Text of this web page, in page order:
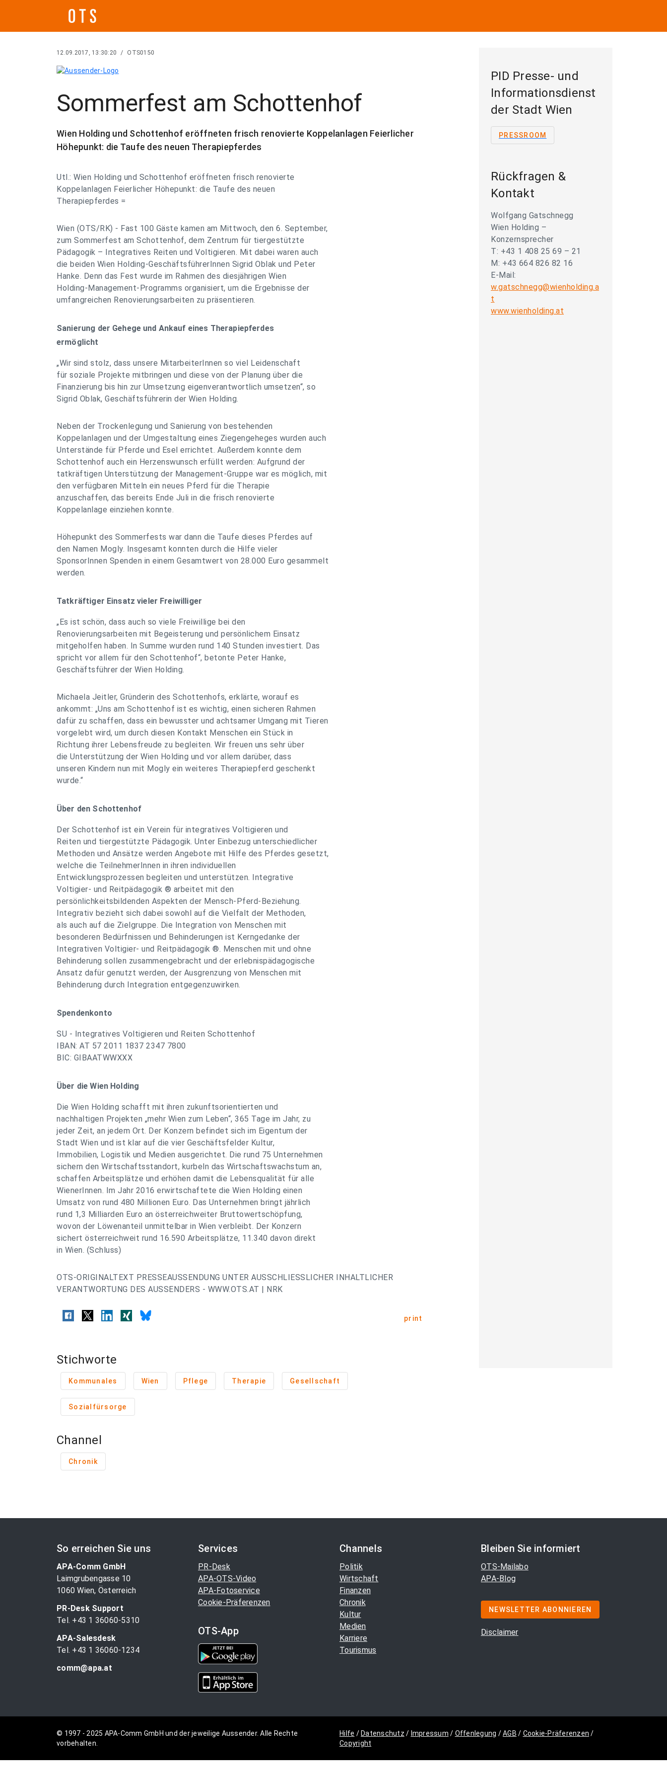
12.09.2017, 13:30:20 / OTS0150
Sommerfest am Schottenhof
Wien Holding und Schottenhof eröffneten frisch renovierte Koppelanlagen Feierlicher
Höhepunkt: die Taufe des neuen Therapiepferdes
Utl.: Wien Holding und Schottenhof eröffneten frisch renovierte
Koppelanlagen Feierlicher Höhepunkt: die Taufe des neuen
Therapiepferdes =
Wien (OTS/RK) - Fast 100 Gäste kamen am Mittwoch, den 6. September,
zum Sommerfest am Schottenhof, dem Zentrum für tiergestützte
Pädagogik – Integratives Reiten und Voltigieren. Mit dabei waren auch
die beiden Wien Holding-GeschäftsführerInnen Sigrid Oblak und Peter
Hanke. Denn das Fest wurde im Rahmen des diesjährigen Wien
Holding-Management-Programms organisiert, um die Ergebnisse der
umfangreichen Renovierungsarbeiten zu präsentieren.
Sanierung der Gehege und Ankauf eines Therapiepferdes
ermöglicht
„Wir sind stolz, dass unsere MitarbeiterInnen so viel Leidenschaft
für soziale Projekte mitbringen und diese von der Planung über die
Finanzierung bis hin zur Umsetzung eigenverantwortlich umsetzen“, so
Sigrid Oblak, Geschäftsführerin der Wien Holding.
Neben der Trockenlegung und Sanierung von bestehenden
Koppelanlagen und der Umgestaltung eines Ziegengeheges wurden auch
Unterstände für Pferde und Esel errichtet. Außerdem konnte dem
Schottenhof auch ein Herzenswunsch erfüllt werden: Aufgrund der
tatkräftigen Unterstützung der Management-Gruppe war es möglich, mit
den verfügbaren Mitteln ein neues Pferd für die Therapie
anzuschaffen, das bereits Ende Juli in die frisch renovierte
Koppelanlage einziehen konnte.
Höhepunkt des Sommerfests war dann die Taufe dieses Pferdes auf
den Namen Mogly. Insgesamt konnten durch die Hilfe vieler
SponsorInnen Spenden in einem Gesamtwert von 28.000 Euro gesammelt
werden.
Tatkräftiger Einsatz vieler Freiwilliger
„Es ist schön, dass auch so viele Freiwillige bei den
Renovierungsarbeiten mit Begeisterung und persönlichem Einsatz
mitgeholfen haben. In Summe wurden rund 140 Stunden investiert. Das
spricht vor allem für den Schottenhof“, betonte Peter Hanke,
Geschäftsführer der Wien Holding.
Michaela Jeitler, Gründerin des Schottenhofs, erklärte, worauf es
ankommt: „Uns am Schottenhof ist es wichtig, einen sicheren Rahmen
dafür zu schaffen, dass ein bewusster und achtsamer Umgang mit Tieren
vorgelebt wird, um durch diesen Kontakt Menschen ein Stück in
Richtung ihrer Lebensfreude zu begleiten. Wir freuen uns sehr über
die Unterstützung der Wien Holding und vor allem darüber, dass
unseren Kindern nun mit Mogly ein weiteres Therapiepferd geschenkt
wurde.“
Über den Schottenhof
Der Schottenhof ist ein Verein für integratives Voltigieren und
Reiten und tiergestützte Pädagogik. Unter Einbezug unterschiedlicher
Methoden und Ansätze werden Angebote mit Hilfe des Pferdes gesetzt,
welche die TeilnehmerInnen in ihren individuellen
Entwicklungsprozessen begleiten und unterstützen. Integrative
Voltigier- und Reitpädagogik ® arbeitet mit den
persönlichkeitsbildenden Aspekten der Mensch-Pferd-Beziehung.
Integrativ bezieht sich dabei sowohl auf die Vielfalt der Methoden,
als auch auf die Zielgruppe. Die Integration von Menschen mit
besonderen Bedürfnissen und Behinderungen ist Kerngedanke der
Integrativen Voltigier- und Reitpädagogik ®. Menschen mit und ohne
Behinderung sollen zusammengebracht und der erlebnispädagogische
Ansatz dafür genutzt werden, der Ausgrenzung von Menschen mit
Behinderung durch Integration entgegenzuwirken.
Spendenkonto
SU - Integratives Voltigieren und Reiten Schottenhof
IBAN: AT 57 2011 1837 2347 7800
BIC: GIBAATWWXXX
Über die Wien Holding
Die Wien Holding schafft mit ihren zukunftsorientierten und
nachhaltigen Projekten „mehr Wien zum Leben“, 365 Tage im Jahr, zu
jeder Zeit, an jedem Ort. Der Konzern befindet sich im Eigentum der
Stadt Wien und ist klar auf die vier Geschäftsfelder Kultur,
Immobilien, Logistik und Medien ausgerichtet. Die rund 75 Unternehmen
sichern den Wirtschaftsstandort, kurbeln das Wirtschaftswachstum an,
schaffen Arbeitsplätze und erhöhen damit die Lebensqualität für alle
WienerInnen. Im Jahr 2016 erwirtschaftete die Wien Holding einen
Umsatz von rund 480 Millionen Euro. Das Unternehmen bringt jährlich
rund 1,3 Milliarden Euro an österreichweiter Bruttowertschöpfung,
wovon der Löwenanteil unmittelbar in Wien verbleibt. Der Konzern
sichert österreichweit rund 16.590 Arbeitsplätze, 11.340 davon direkt
in Wien. (Schluss)
OTS-ORIGINALTEXT PRESSEAUSSENDUNG UNTER AUSSCHLIESSLICHER INHALTLICHER
VERANTWORTUNG DES AUSSENDERS - WWW.OTS.AT | NRK
print
Stichworte
Kommunales Wien Pflege Therapie Gesellschaft
Sozialfürsorge
Channel
Chronik
PID Presse- und
Informationsdienst
der Stadt Wien
PRESSROOM
Rückfragen &
Kontakt
Wolfgang Gatschnegg
Wien Holding –
Konzernsprecher
T: +43 1 408 25 69 – 21
M: +43 664 826 82 16
E-Mail:
w.gatschnegg@wienholding.a
t
www.wienholding.at
So erreichen Sie uns
APA-Comm GmbH
Laimgrubengasse 10
1060 Wien, Österreich
PR-Desk Support
Tel. +43 1 36060-5310
APA-Salesdesk
Tel. +43 1 36060-1234
comm@apa.at
Services
PR-Desk
APA-OTS-Video
APA-Fotoservice
Cookie-Präferenzen
OTS-App
Channels
Politik
Wirtschaft
Finanzen
Chronik
Kultur
Medien
Karriere
Tourismus
Bleiben Sie informiert
OTS-Mailabo
APA-Blog
NEWSLETTER ABONNIEREN
Disclaimer
© 1997 - 2025 APA-Comm GmbH und der jeweilige Aussender. Alle Rechte
vorbehalten.
Hilfe / Datenschutz / Impressum / Offenlegung /AGB / Cookie-Präferenzen /
Copyright